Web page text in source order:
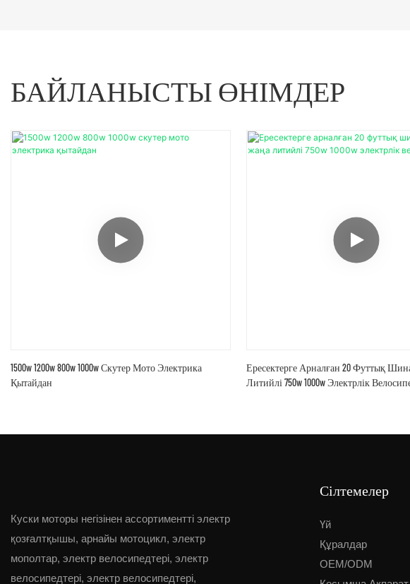
БАЙЛАНЫСТЫ ӨНІМДЕР
1500w 1200w 800w 1000w Скутер Мото Электрика
Қытайдан
Ересектерге Арналған 20 Футтық
Литийлі 750w 1000w Электрлік
Куски моторы негізінен ассортиментті электр
қозғалтқышы, арнайы мотоцикл, электр
мополтар, электр велосипедтері, электр
велосипедтері, электр велосипедтері,
Сілтемелер
Үй
Құралдар
OEM/ODM